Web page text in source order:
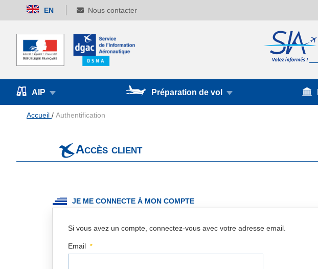
Allez
au
EN Nous contacter
AIP Préparation de vol
Accueil Authentification
Accès client
JE ME CONNECTE À MON COMPTE
Si vous avez un compte, connectez-vous avec votre adresse email.
Email